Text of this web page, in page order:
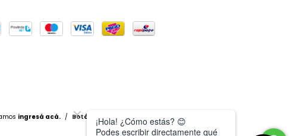
ingresá acá. / Botón de arrepentimiento